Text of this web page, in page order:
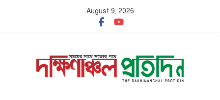
August 9, 2026